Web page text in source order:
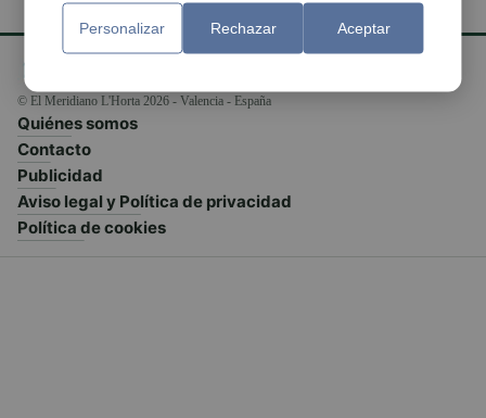
© El Meridiano L'Horta 2026 - Valencia - España
Quiénes somos
Contacto
Publicidad
Aviso legal y Política de privacidad
Política de cookies
Personalizar Rechazar Aceptar